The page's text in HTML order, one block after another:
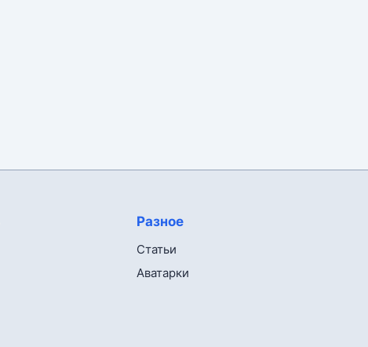
Разное
Статьи
Аватарки